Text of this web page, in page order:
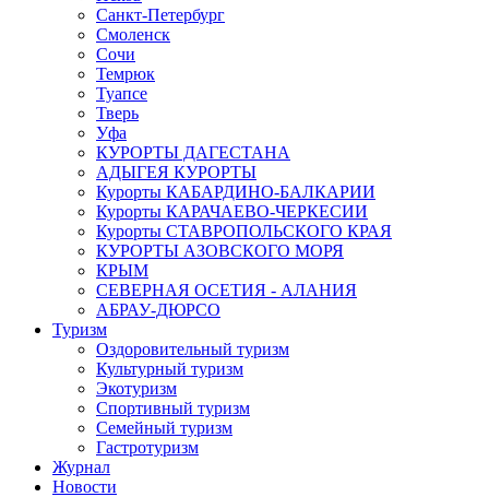
Санкт-Петербург
Смоленск
Сочи
Темрюк
Туапсе
Тверь
Уфа
КУРОРТЫ ДАГЕСТАНА
АДЫГЕЯ КУРОРТЫ
Курорты КАБАРДИНО-БАЛКАРИИ
Курорты КАРАЧАЕВО-ЧЕРКЕСИИ
Курорты СТАВРОПОЛЬСКОГО КРАЯ
КУРОРТЫ АЗОВСКОГО МОРЯ
КРЫМ
СЕВЕРНАЯ ОСЕТИЯ - АЛАНИЯ
АБРАУ-ДЮРСО
Туризм
Оздоровительный туризм
Культурный туризм
Экотуризм
Спортивный туризм
Семейный туризм
Гастротуризм
Журнал
Новости